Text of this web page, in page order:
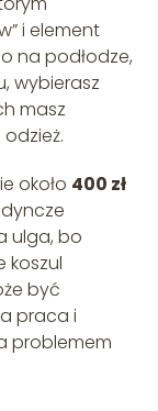
i element
na podłodze,
wybierasz
masz
około 400 zł
ulga, bo
koszul
być
praca i
problemem